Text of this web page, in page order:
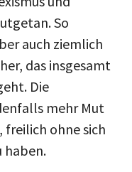
So
auch ziemlich
das insgesamt
Die
mehr Mut
ohne sich
haben.